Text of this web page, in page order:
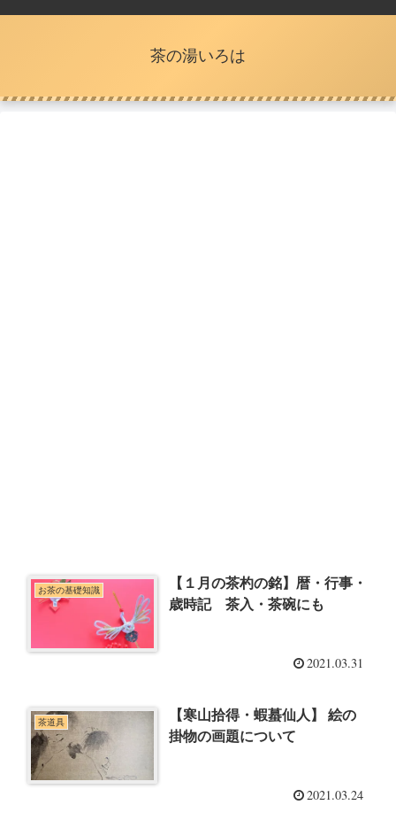
茶の湯いろは
お茶の基礎知識
【１月の茶杓の銘】暦・行事・
歳時記 茶入・茶碗にも
2021.03.31
茶道具
【寒山拾得・蝦蟇仙人】 絵の
掛物の画題について
2021.03.24